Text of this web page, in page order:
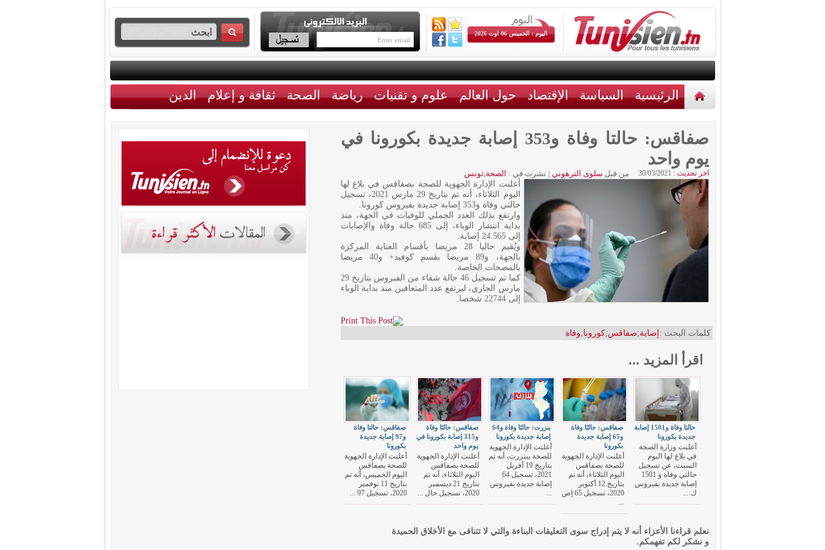
اليوم : الخميس 06 اوت 2026
الرئيسية السياسة الإقتصاد حول العالم علوم و تقنيات رياضة الصحة ثقافة و إعلام الدين
صفاقس: حالتا وفاة و353 إصابة جديدة بكورونا في
يوم واحد
اخر تحديث : من قبل سلوى الترهوني | نشرت في : الصحة,تونس
أعلنت الإدارة الجهوية للصحة بصفاقس في بلاغ لها
اليوم الثلاثاء، أنه تم بتاريخ 29 مارس 2021، تسجيل
حالتي وفاة و353 إصابة جديدة بفيروس كورونا.
وارتفع بذلك العدد الجملي للوفيات في الجهة، منذ
بداية انتشار الوباء، إلى 685 حالة وفاة والإصابات
إلى 24.565 إصابة.
ويُقيم حاليا 28 مريضا بأقسام العناية المركزة
بالجهة، و89 مريضا بقسم كوفيد+ و40 مريضا
بالمصحات الخاصة.
كما تم تسجيل 46 حالة شفاء من الفيروس بتاريخ 29
مارس الجاري، ليرتفع عدد المتعافين منذ بداية الوباء
إلى 22744 شخصا.
كلمات البحث : إصابة;صفاقس;كورونا;وفاة
اقرأ المزيد ...
صفاقس: حالتا وفاة
و97 إصابة جديدة
بكورونا
أعلنت الإدارة الجهوية
للصحة بصفاقس
اليوم الخميس، أنه تم
بتاريخ 11 نوفمبر
2020، تسجيل 97 ...
صفاقس: حالتَا وفاة
و315 إصابة بكورونا في
يوم واحد
أعلنت الإدارة الجهوية
للصحة بصفاقس
اليوم الثلاثاء، أنه تم
بتاريخ 21 ديسمبر
2020، تسجيل حال ...
بنزرت: حالتَا وفاة و64
إصابة جديدة بكورونا
أعلنت الإدارة الجهوية
للصحة ببنزرت، أنه تم
بتاريخ 19 أفريل
2021، تسجيل 64
إصابة جديدة بفيروس
...
صفاقس: حالتَا وفاة
و65 إصابة جديدة
بكورونا
أعلنت الإدارة الجهوية
للصحة بصفاقس
اليوم الثلاثاء، أنه تم
بتاريخ 12 أكتوبر
2020، تسجيل 65 إص
...
حالتا وفاة و1501 إصابة
جديدة بكورونا
أعلنت وزارة الصحة
في بلاغ لها اليوم
السبت، عن تسجيل
حالتي وفاة و 1501
إصابة جديدة بفيروس
ك ...
نعلم قراءنا الأعزاء أنه لا يتم إدراج سوى التعليقات البناءة والتي لا تتنافى مع الأخلاق الحميدة
و نشكر لكم تفهمكم.